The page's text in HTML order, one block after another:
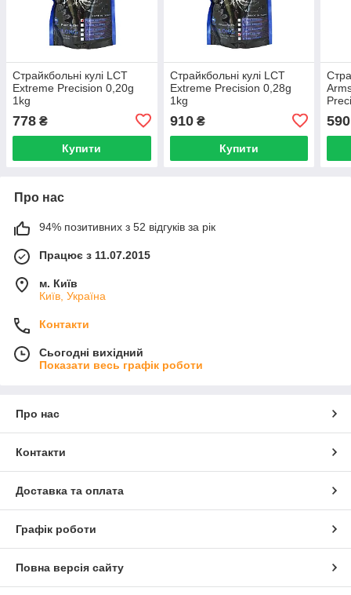
Страйкбольні кулі LCT
Extreme Precision 0,20g
1kg
778 ₴
Купити
Страйкбольні кулі LCT
Extreme Precision 0,28g
1kg
910₴
Купити
590
Про нас
94% позитивних з 52 відгуків за рік
Працює з 11.07.2015
м. Київ
Київ, Україна
Контакти
Сьогодні вихідний
Показати весь графік роботи
Про нас
Контакти
Доставка та оплата
Графік роботи
Повна версія сайту